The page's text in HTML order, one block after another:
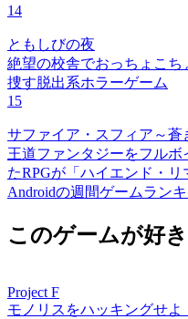
14
ともしびの夜
絶望の校舎でおっちょこ
捜す脱出系ホラーゲーム
15
サファイア・スフィア～蒼
王道ファンタジーをフルボ
たRPGが「ハイエンド・リ
Androidの週間ゲームラン
このゲームが好
Project F
モノリスをハッキングせ